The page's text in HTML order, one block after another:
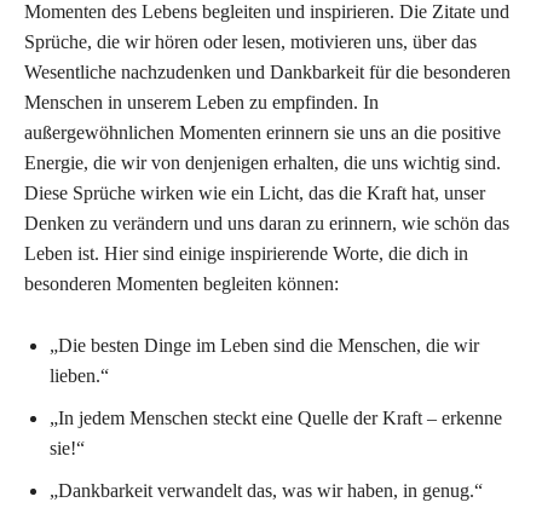
Momenten des Lebens begleiten und inspirieren. Die Zitate und
Sprüche, die wir hören oder lesen, motivieren uns, über das
Wesentliche nachzudenken und Dankbarkeit für die besonderen
Menschen in unserem Leben zu empfinden. In
außergewöhnlichen Momenten erinnern sie uns an die positive
Energie, die wir von denjenigen erhalten, die uns wichtig sind.
Diese Sprüche wirken wie ein Licht, das die Kraft hat, unser
Denken zu verändern und uns daran zu erinnern, wie schön das
Leben ist. Hier sind einige inspirierende Worte, die dich in
besonderen Momenten begleiten können:
„Die besten Dinge im Leben sind die Menschen, die wir
lieben.“
„In jedem Menschen steckt eine Quelle der Kraft – erkenne
sie!“
„Dankbarkeit verwandelt das, was wir haben, in genug.“